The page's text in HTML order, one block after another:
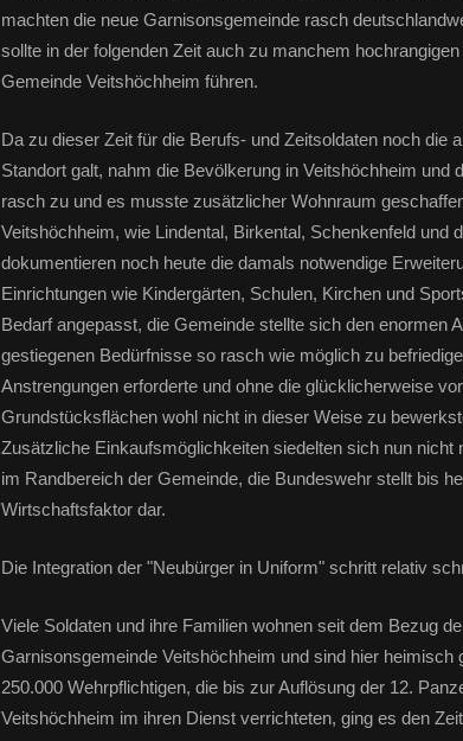
machten die neue Garnisonsgemeinde rasch
sollte in der folgenden Zeit auch zu manchem
Gemeinde Veitshöchheim führen.
Da zu dieser Zeit für die Berufs- und Zeitsoldaten noch die
Standort galt, nahm die Bevölkerung in Veitshöchheim und
rasch zu und es musste zusätzlicher Wohnraum
Veitshöchheim, wie Lindental, Birkental, Schenkenfeld und
dokumentieren noch heute die damals notwendige
Einrichtungen wie Kindergärten, Schulen, Kirchen und
Bedarf angepasst, die Gemeinde stellte sich den enormen
gestiegenen Bedürfnisse so rasch wie möglich zu
Anstrengungen erforderte und ohne die glücklicherweise
Grundstücksflächen wohl nicht in dieser Weise zu
Zusätzliche Einkaufsmöglichkeiten siedelten sich nun nicht
im Randbereich der Gemeinde, die Bundeswehr stellt bis
Wirtschaftsfaktor dar.
Die Integration der "Neubürger in Uniform" schritt relativ
Viele Soldaten und ihre Familien wohnen seit dem Bezug
Garnisonsgemeinde Veitshöchheim und sind hier heimisch
250.000 Wehrpflichtigen, die bis zur Auflösung der 12.
Veitshöchheim im ihren Dienst verrichteten, ging es den